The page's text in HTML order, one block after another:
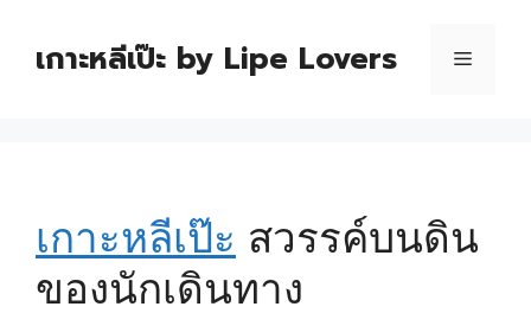
เกาะหลีเป๊ะ by Lipe Lovers
เกาะหลีเป๊ะ สวรรค์บนดิน
ของนักเดินทาง